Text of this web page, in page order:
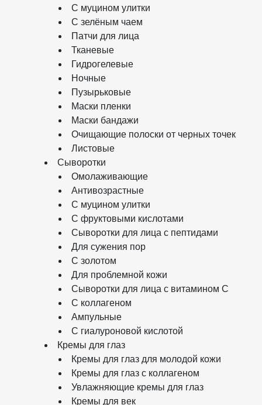
С муцином улитки
С зелёным чаем
Патчи для лица
Тканевые
Гидрогелевые
Ночные
Пузырьковые
Маски пленки
Маски бандажи
Очищающие полоски от черных точек
Листовые
Сыворотки
Омолаживающие
Антивозрастные
С муцином улитки
С фруктовыми кислотами
Сыворотки для лица с пептидами
Для сужения пор
С золотом
Для проблемной кожи
Сыворотки для лица с витамином C
С коллагеном
Ампульные
С гиалуроновой кислотой
Кремы для глаз
Кремы для глаз для молодой кожи
Кремы для глаз с коллагеном
Увлажняющие кремы для глаз
Кремы для век